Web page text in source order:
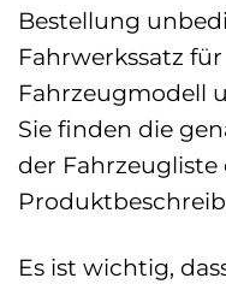
Bestellung
Fahrwerkssatz
Fahrzeugmodell
Sie finden die
der Fahrzeugliste
Es ist wichtig,